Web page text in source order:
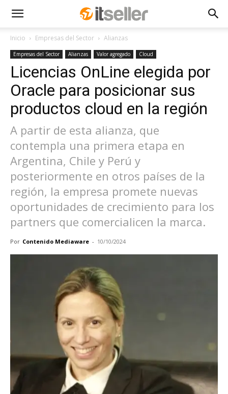
Inicio Empresas del Sector Alianzas
Empresas del Sector Alianzas Valor agregado Cloud
Licencias OnLine elegida por
Oracle para posicionar sus
productos cloud en la región
A partir de esta alianza, que
contempla una primera etapa en
Argentina, Chile y Perú y
posteriormente en otros países de la
región, la empresa promete nuevas
oportunidades de crecimiento para los
partners que comercialicen la marca.
Por Contenido Mediaware - 10/10/2024